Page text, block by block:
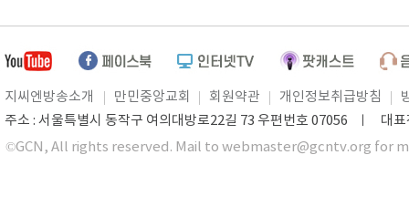
지씨엔방송소개 만민중앙교회 회원약관 개인정보취급방침
주소 : 서울특별시 동작구 여의대방로22길 73 우편번호 07056 ㅣ 대
©GCN, All rights reserved. Mail to webmaster@gcntv.org for